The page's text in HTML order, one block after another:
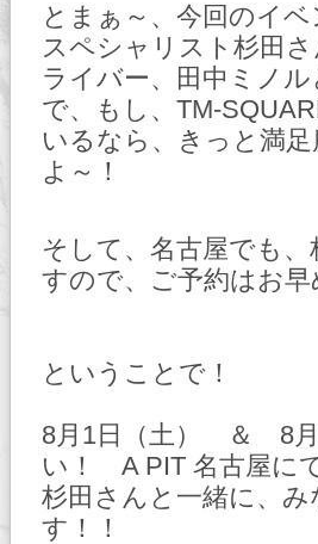
とまぁ～、今回のイ
スペシャリスト杉田
ライバー、田中ミノ
で、もし、TM-
いるなら、きっと満
よ～！
そして、名古屋でも
すので、ご予約はお早
ということで！
8月1日（土） ＆ 8
い！ A PIT 名古屋に
杉田さんと一緒に、
す！！